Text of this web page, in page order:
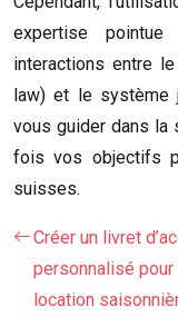
expertise
interactions entre
law) et le système
vous guider dans la
fois vos objectifs
suisses.
Créer un livret
personnalisé pour
location